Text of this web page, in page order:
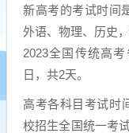
新高考的考试时间
外语、物理、历史
2023全国传统高
日，共2天。
高考各科目考试时
校招生全国统一考